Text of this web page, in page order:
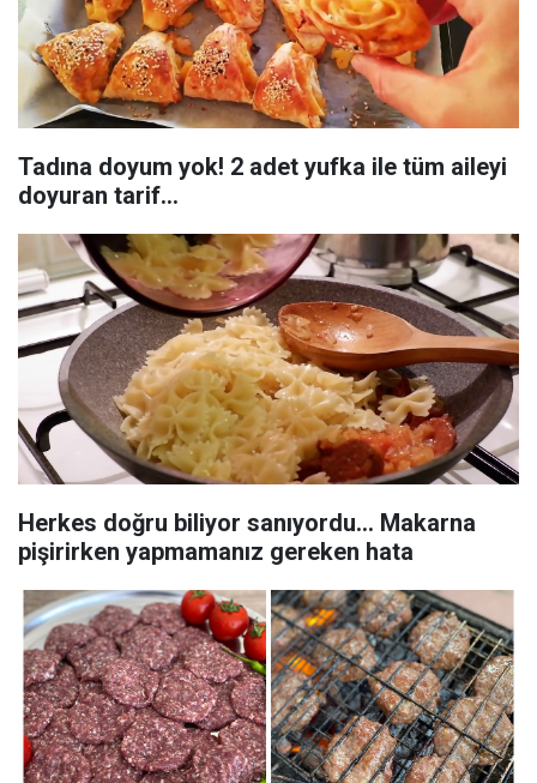
Tadına doyum yok! 2 adet yufka ile tüm aileyi
doyuran tarif...
Herkes doğru biliyor sanıyordu... Makarna
pişirirken yapmamanız gereken hata